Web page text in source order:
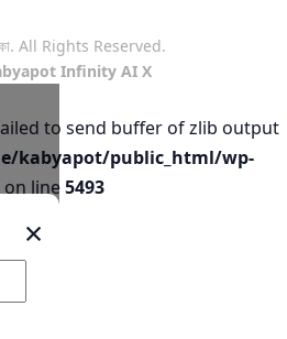
All Rights Reserved.
Infinity AI X
×
to send buffer of zlib output
kabyapot/public_html/wp-
on line5493